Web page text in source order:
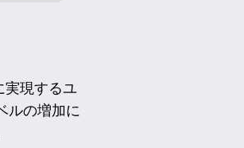
実現するユ
ルの増加に